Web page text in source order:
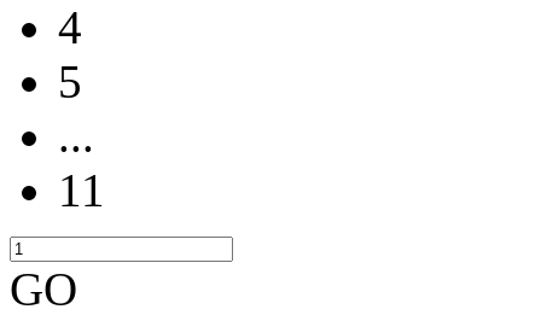
4
5
...
11
GO